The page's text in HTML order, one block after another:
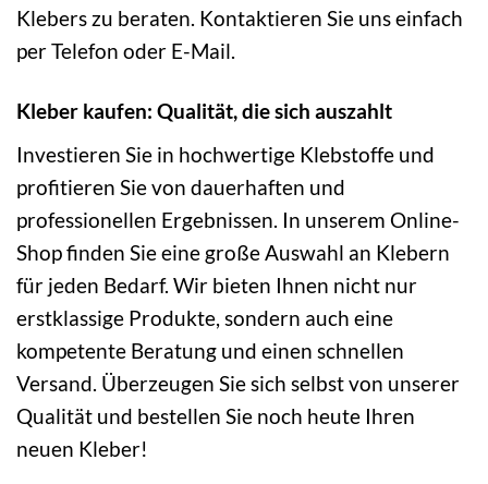
Klebers zu beraten. Kontaktieren Sie uns einfach
per Telefon oder E-Mail.
Kleber kaufen: Qualität, die sich auszahlt
Investieren Sie in hochwertige Klebstoffe und
profitieren Sie von dauerhaften und
professionellen Ergebnissen. In unserem Online-
Shop finden Sie eine große Auswahl an Klebern
für jeden Bedarf. Wir bieten Ihnen nicht nur
erstklassige Produkte, sondern auch eine
kompetente Beratung und einen schnellen
Versand. Überzeugen Sie sich selbst von unserer
Qualität und bestellen Sie noch heute Ihren
neuen Kleber!